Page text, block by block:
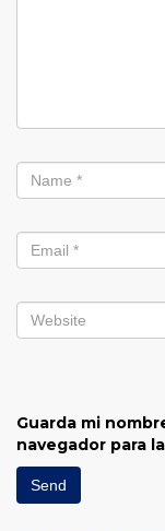
Guarda mi
navegador para